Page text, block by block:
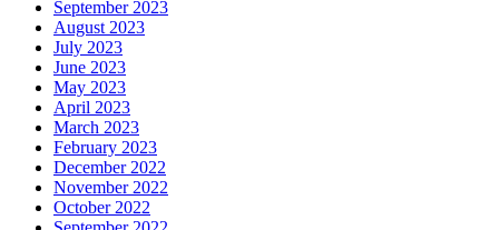
September 2023
August 2023
July 2023
June 2023
May 2023
April 2023
March 2023
February 2023
December 2022
November 2022
October 2022